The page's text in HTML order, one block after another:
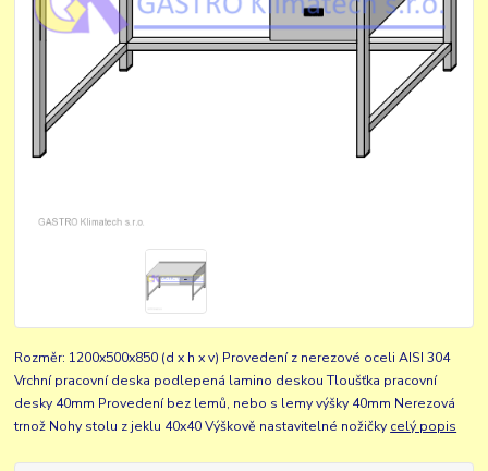
Rozměr: 1200x500x850 (d x h x v) Provedení z nerezové oceli AISI 304
Vrchní pracovní deska podlepená lamino deskou Tloušťka pracovní
desky 40mm Provedení bez lemů, nebo s lemy výšky 40mm Nerezová
trnož Nohy stolu z jeklu 40x40 Výškově nastavitelné nožičky celý popis